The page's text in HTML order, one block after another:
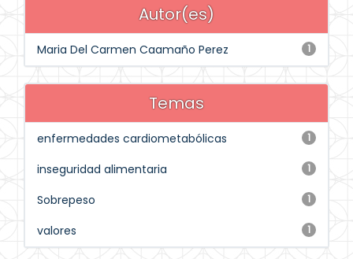
Autor(es)
1
Maria Del Carmen Caamaño Perez
Temas
1
enfermedades cardiometabólicas
1
inseguridad alimentaria
1
Sobrepeso
1
valores